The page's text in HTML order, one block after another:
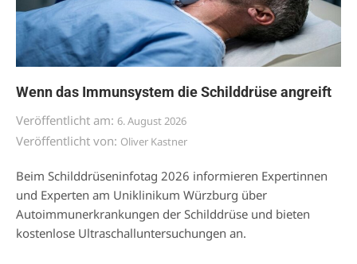
Wenn das Immunsystem die Schilddrüse angreift
Veröffentlicht am: 6. August 2026
Veröffentlicht von: Oliver Kastner
Beim Schilddrüseninfotag 2026 informieren Expertinnen
und Experten am Uniklinikum Würzburg über
Autoimmunerkrankungen der Schilddrüse und bieten
kostenlose Ultraschalluntersuchungen an.